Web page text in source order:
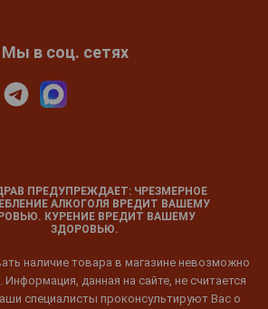
Мы в соц. сетях
ПРЕДУПРЕЖДАЕТ: ЧРЕЗМЕРНОЕ
АЛКОГОЛЯ ВРЕДИТ ВАШЕМУ
КУРЕНИЕ ВРЕДИТ ВАШЕМУ
ЗДОРОВЬЮ.
наличие товара в магазине невозможно
Информация, данная на сайте, не считается
специалисты проконсультируют Вас о